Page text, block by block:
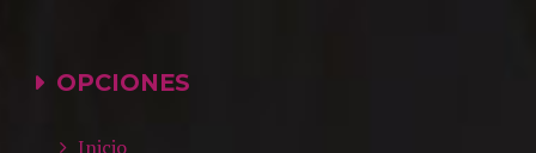
OPCIONES
Inicio